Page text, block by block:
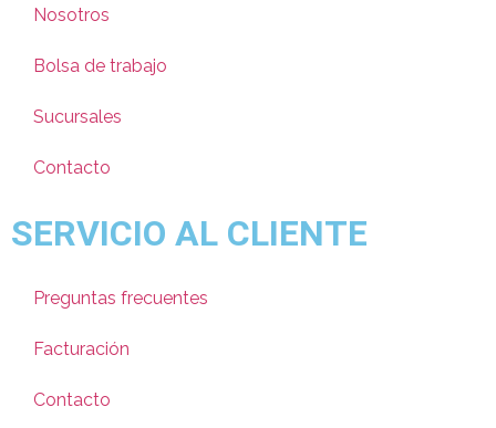
Nosotros
Bolsa de trabajo
Sucursales
Contacto
SERVICIO AL CLIENTE
Preguntas frecuentes
Facturación
Contacto